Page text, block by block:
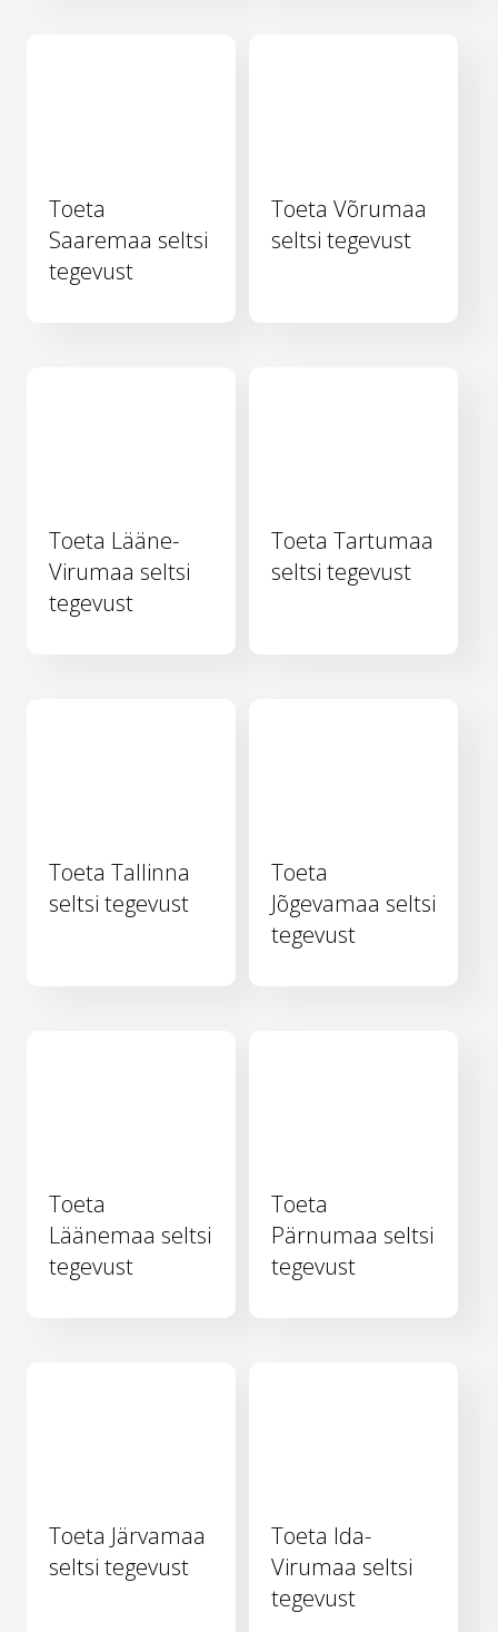
Toeta
Saaremaa seltsi
tegevust
Toeta Võrumaa
seltsi tegevust
Toeta Lääne-
Virumaa seltsi
tegevust
Toeta Tartumaa
seltsi tegevust
Toeta Tallinna
seltsi tegevust
Toeta
Jõgevamaa seltsi
tegevust
Toeta
Läänemaa seltsi
tegevust
Toeta
Pärnumaa seltsi
tegevust
Toeta Järvamaa
seltsi tegevust
Toeta Ida-
Virumaa seltsi
tegevust